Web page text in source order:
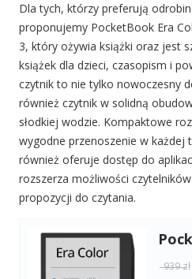
Dla tych, którzy preferują
proponujemy PocketBook Era
3, który ożywia książki oraz jest
książek dla dzieci, czasopism i
czytnik to nie tylko nowoczesny
również czytnik w solidną
słodkiej wodzie. Kompaktowe
wygodne przenoszenie w każdej
również oferuje dostęp do
rozszerza możliwości
propozycji do czytania.
939 zł